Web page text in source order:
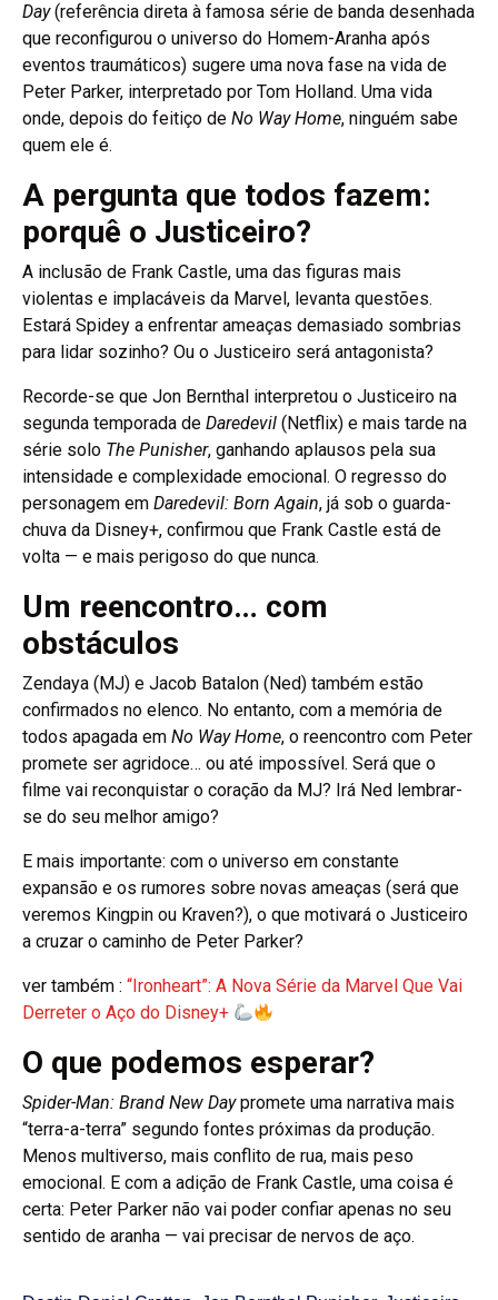
Day(referência direta à famosa série de banda desenhada
que reconfigurou o universo do Homem-Aranha após
eventos traumáticos) sugere uma nova fase na vida de
Peter Parker, interpretado por Tom Holland. Uma vida
onde, depois do feitiço de No Way Home, ninguém sabe
quem ele é.
A pergunta que todos fazem:
porquê o Justiceiro?
A inclusão de Frank Castle, uma das figuras mais
violentas e implacáveis da Marvel, levanta questões.
Estará Spidey a enfrentar ameaças demasiado sombrias
para lidar sozinho? Ou o Justiceiro será antagonista?
Recorde-se que Jon Bernthal interpretou o Justiceiro na
segunda temporada de Daredevil (Netflix) e mais tarde na
série solo The Punisher, ganhando aplausos pela sua
intensidade e complexidade emocional. O regresso do
personagem em Daredevil: Born Again, já sob o guarda-
chuva da Disney+, confirmou que Frank Castle está de
volta — e mais perigoso do que nunca.
Um reencontro… com
obstáculos
Zendaya (MJ) e Jacob Batalon (Ned) também estão
confirmados no elenco. No entanto, com a memória de
todos apagada em No Way Home, o reencontro com Peter
promete ser agridoce… ou até impossível. Será que o
filme vai reconquistar o coração da MJ? Irá Ned lembrar-
se do seu melhor amigo?
E mais importante: com o universo em constante
expansão e os rumores sobre novas ameaças (será que
veremos Kingpin ou Kraven?), o que motivará o Justiceiro
a cruzar o caminho de Peter Parker?
ver também : “Ironheart”: A Nova Série da Marvel Que Vai
Derreter o Aço do Disney+
O que podemos esperar?
Spider-Man: Brand New Daypromete uma narrativa mais
“terra-a-terra” segundo fontes próximas da produção.
Menos multiverso, mais conflito de rua, mais peso
emocional. E com a adição de Frank Castle, uma coisa é
certa: Peter Parker não vai poder confiar apenas no seu
sentido de aranha — vai precisar de nervos de aço.